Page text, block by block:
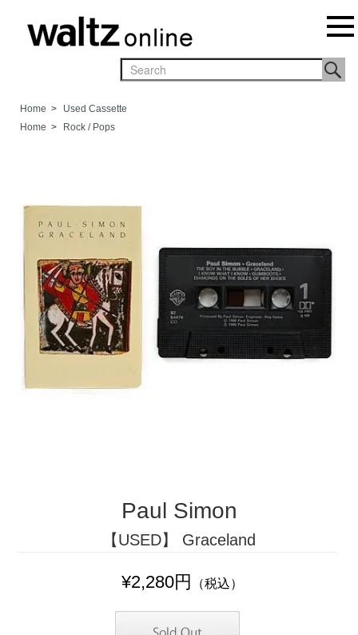
Home >
Used Cassette
Home > Rock / Pops
Paul Simon
【USED】 Graceland
¥2,280円 （税込）